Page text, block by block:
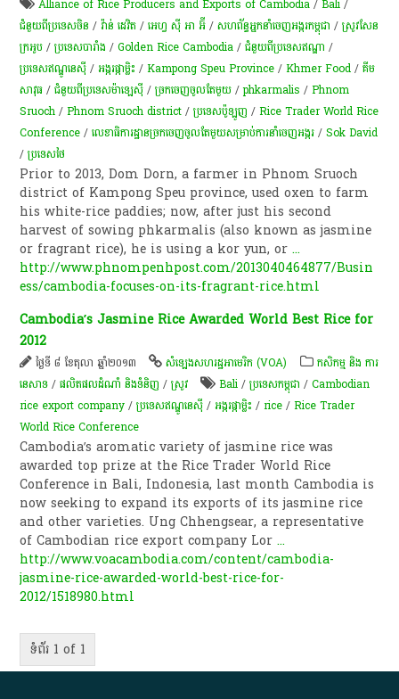
Alliance of Rice Producers and Exports of Cambodia /Bali /
ជំនួយពីប្រទេសចិន /វ៉ាន់ ដេវិត /អេហ្វ ស៊ី អា អ៊ី /សហព័ន្ធអ្នកនាំចេញអង្ករកម្ពុជា /ស្រូវ​សែន​
ក្រអូប​ /ប្រទេសបារាំង /Golden Rice Cambodia /ជំនួយពីប្រទេសឥណ្ឌា /
ប្រទេសឥណ្ឌូនេស៊ី /​អង្ករ​ផ្កា​ម្លិះ /Kampong Speu Province /Khmer Food /គីម
សាវុធ/ជំនួយពីប្រទេសម៉ាឡេស៊ី​​/ច្រក​ចេញ​ចូល​តែ​មួយ /phkarmalis /Phnom
Sruoch /Phnom Sruoch district /ប្រទេសប៉ូឡូញ​ /Rice Trader World Rice
Conference /លេខាធិការដ្ឋានច្រកចេញចូលតែមួយសម្រាប់ការនាំចេញអង្ករ /Sok David
/ប្រទេសថៃ
Prior to 2013, Dom Dorn, a farmer in Phnom Sruoch
district of Kampong Speu province, used oxen to farm
his white-rice paddies; now, after just his second
harvest of sowing phkarmalis (also known as jasmine
or fragrant rice), he is using a kor yun, or...
http://www.phnompenhpost.com/2013040464877/Busin
ess/cambodia-focuses-on-its-fragrant-rice.html
Cambodia’s Jasmine Rice Awarded World Best Rice for
2012
ថ្ងៃទី ៨ ខែតុលា ឆ្នាំ២០១៣ សំឡេង​សហរដ្ឋ​អាមេរិក (VOA)
កសិកម្ម​ និង​ ការ​
នេ​សាទ​ /ផលិតផលដំណាំ និងទំនិញ /​ស្រូវ​ Bali /ប្រទេសកម្ពុជា /Cambodian
rice export company /ប្រទេសឥណ្ឌូនេស៊ី /​អង្ករ​ផ្កា​ម្លិះ /rice /Rice Trader
World Rice Conference
Cambodia’s aromatic variety of jasmine rice was
awarded top prize at the Rice Trader World Rice
Conference in Bali, Indonesia, last month Cambodia is
now seeking to expand its exports of its jasmine rice
and other varieties. Ung Chhengsear, a representative
of Cambodian rice export company Lor...
http://www.voacambodia.com/content/cambodia-
jasmine-rice-awarded-world-best-rice-for-
2012/1518980.html
ទំព័រ 1 of 1